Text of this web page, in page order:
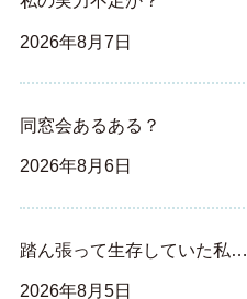
2026年8月7日
同窓会あるある？
2026年8月6日
踏ん張って生存していた私…
2026年8月5日